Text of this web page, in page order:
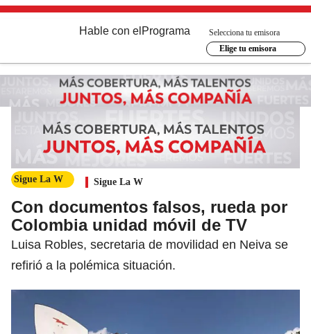
Hable con el Programa
Selecciona tu emisora
Elige tu emisora
Sigue La W Sigue La W
Con documentos falsos, rueda por
Colombia unidad móvil de TV
Luisa Robles, secretaria de movilidad en Neiva se
refirió a la polémica situación.